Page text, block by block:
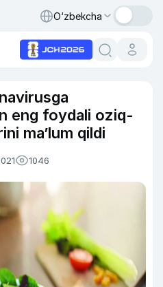
O‘zbekcha
eng foydali oziq-
ma’lum qildi
1046